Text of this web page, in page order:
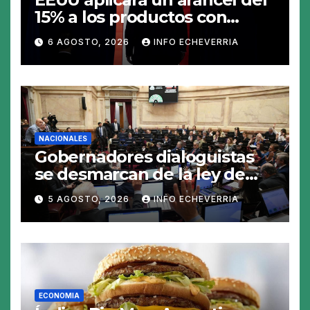
15% a los productos con
polisilicio para frenar el
avance de China
6 AGOSTO, 2026 INFO ECHEVERRIA
NACIONALES
Gobernadores dialoguistas
se desmarcan de la ley de
Tierras y ponen en jaque su
tratamiento en el Senado
5 AGOSTO, 2026 INFO ECHEVERRIA
ECONOMIA